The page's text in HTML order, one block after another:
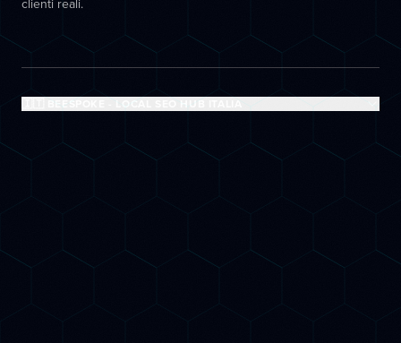
clienti reali.
🇮🇹 BEESPOKE - LOCAL SEO HUB ITALIA